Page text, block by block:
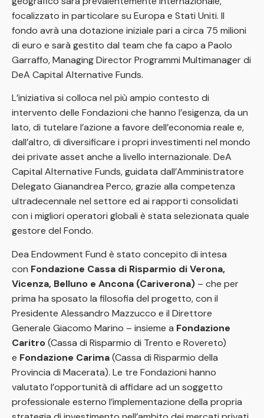
focalizzato in particolare su Europa e Stati Uniti. Il
fondo avrà una dotazione iniziale pari a circa 75 milioni
di euro e sarà gestito dal team che fa capo a Paolo
Garraffo, Managing Director Programmi Multimanager di
DeA Capital Alternative Funds.
L’iniziativa si colloca nel più ampio contesto di
intervento delle Fondazioni che hanno l’esigenza, da un
lato, di tutelare l’azione a favore dell’economia reale e,
dall’altro, di diversificare i propri investimenti nel mondo
dei private asset anche a livello internazionale. DeA
Capital Alternative Funds, guidata dall’Amministratore
Delegato Gianandrea Perco, grazie alla competenza
ultradecennale nel settore ed ai rapporti consolidati
con i migliori operatori globali è stata selezionata quale
gestore del Fondo.
Dea Endowment Fund è stato concepito di intesa
con Fondazione Cassa di Risparmio di Verona,
Vicenza, Belluno e Ancona (Cariverona) – che per
prima ha sposato la filosofia del progetto, con il
Presidente Alessandro Mazzucco e il Direttore
Generale Giacomo Marino – insieme a Fondazione
Caritro(Cassa di Risparmio di Trento e Rovereto)
e Fondazione Carima(Cassa di Risparmio della
Provincia di Macerata). Le tre Fondazioni hanno
valutato l’opportunità di affidare ad un soggetto
professionale esterno l’implementazione della propria